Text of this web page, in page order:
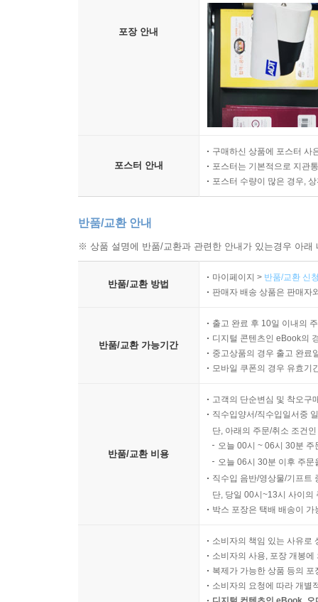
포장 안내
포스터 안내
구매하신 상품에 포스터 사
포스터는 기본적으로 지관
포스터 수량이 많은 경우,
반품/교환 안내
※ 상품 설명에 반품/교환과 관련한 안내가 있는경우 아
반품/교환 방법
마이페이지 > 반품/교환 신
판매자 배송 상품은 판매자
반품/교환 가능기간
출고 완료 후 10일 이내의
디지털 콘텐츠인 eBook의
중고상품의 경우 출고 완료
모바일 쿠폰의 경우 유효기
반품/교환 비용
고객의 단순변심 및 착오구
직수입양서/직수입일서중
단, 아래의 주문/취소 조건
오늘 00시 ~ 06시 30분
오늘 06시 30분 이후 주
직수입 음반/영상물/기프트
단, 당일 00시~13시 사이의
박스 포장은 택배 배송이
소비자의 책임 있는 사유로
소비자의 사용, 포장 개봉
복제가 가능한 상품 등의
소비자의 요청에 따라 개별